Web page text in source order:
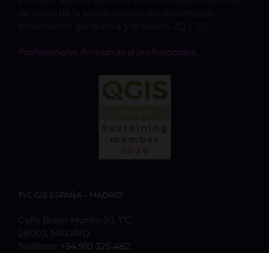
Profesionales formando a profesionales.
TYC GIS ESPAÑA – MADRID
Calle Bravo Murillo 50, 1ºC,
28003, MADRID
Teléfono: +34 910 325 482